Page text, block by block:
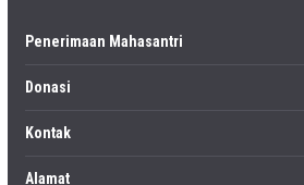
Penerimaan Mahasantri
Donasi
Kontak
Alamat